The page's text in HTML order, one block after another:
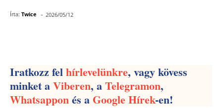
Írta: Twice - 2026/05/12
Iratkozz felhírlevelünkre, vagy kövess
minket aViberen, aTelegramon,
Whatsapponés aGoogle Hírek-en!